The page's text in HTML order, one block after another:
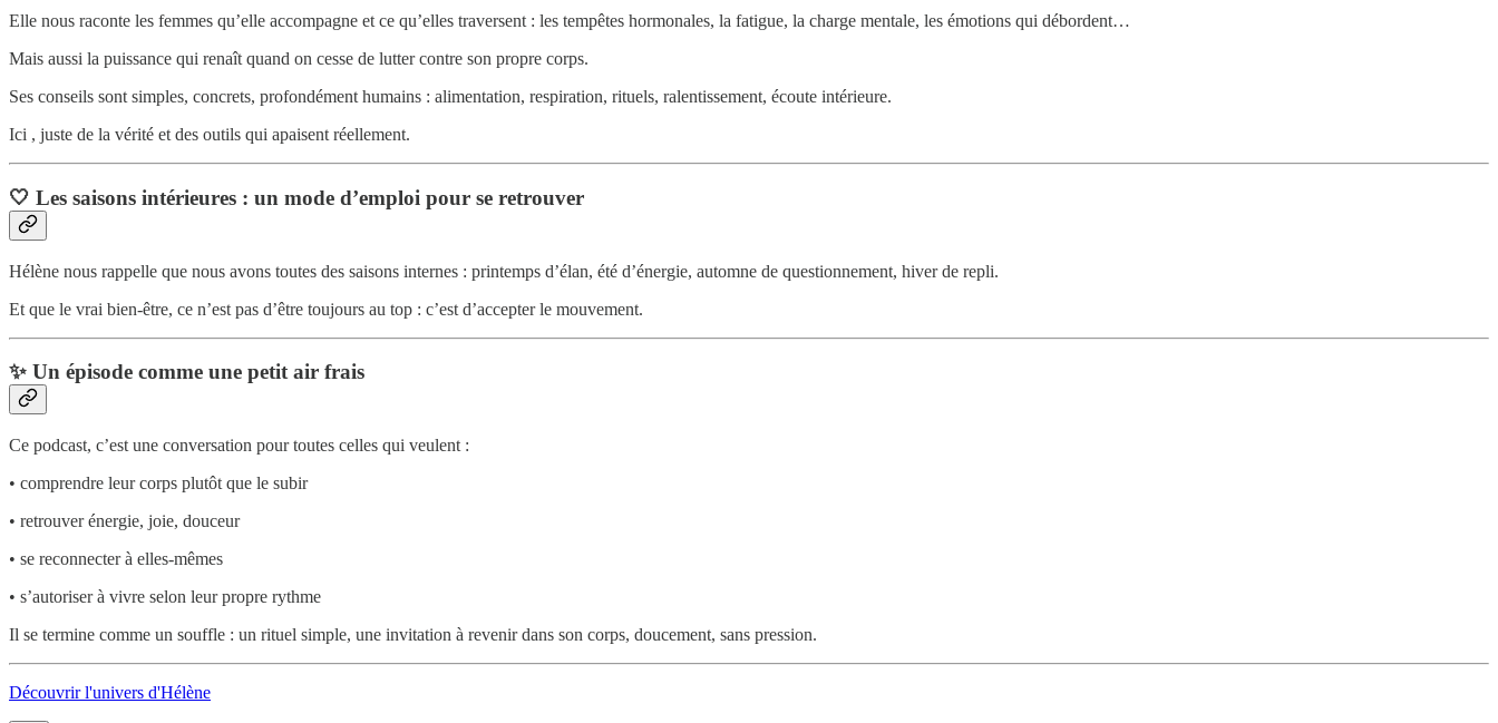
Elle nous raconte les femmes qu’elle accompagne et ce qu’elles traversent : les tempêtes hormonales, la fatigue, la charge mentale, les émotions qui débordent…
Mais aussi la puissance qui renaît quand on cesse de lutter contre son propre corps.
Ses conseils sont simples, concrets, profondément humains : alimentation, respiration, rituels, ralentissement, écoute intérieure.
Ici , juste de la vérité et des outils qui apaisent réellement.
🤍 Les saisons intérieures : un mode d’emploi pour se retrouver
Hélène nous rappelle que nous avons toutes des saisons internes : printemps d’élan, été d’énergie, automne de questionnement, hiver de repli.
Et que le vrai bien-être, ce n’est pas d’être toujours au top : c’est d’accepter le mouvement.
✨ Un épisode comme une petit air frais
Ce podcast, c’est une conversation pour toutes celles qui veulent :
• comprendre leur corps plutôt que le subir
• retrouver énergie, joie, douceur
• se reconnecter à elles-mêmes
• s’autoriser à vivre selon leur propre rythme
Il se termine comme un souffle : un rituel simple, une invitation à revenir dans son corps, doucement, sans pression.
Découvrir l'univers d'Hélène